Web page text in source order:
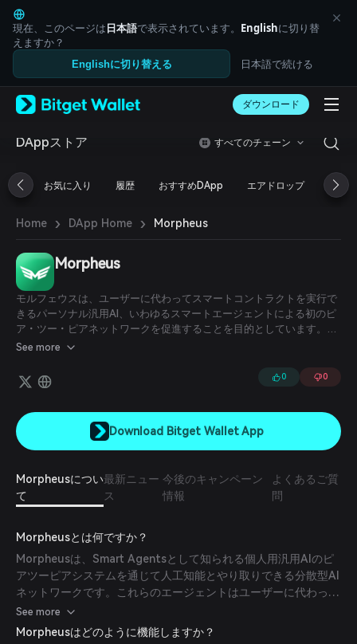
English
日本語
Tiếng Việt
Русский
Español (Latinoamérica)
Italiano
Deutsch
繁體中文
Português (Portugal)
ภาษาไทย
العربية
हिन्दी
Español
Português (Brasil)
Español (Argentina)
現在、このページは日本語で表示されています。 Englishに切り替
えますか？
Englishに切り替える 日本語で続ける
ダウンロード
DAppストア すべてのチェーン
お気に入り 履歴 おすすめDApp エアドロップ DeFi
Home › DApp Home › Morpheus
Morpheus
モルフェウスは、ユーザーに代わってスマートコントラクトを実行で
きるパーソナル汎用AI、いわゆるスマートエージェントによる初のピ
ア・ツー・ピアネットワークを促進することを目的としています。つ
いに、一般のユーザーが普段使う言葉でスマートエージェントと対話
ことが可能になります。
See more
0 0
Download Bitget Wallet App
Morpheusについ
て
最新ニュー
ス
今後のキャンペーン
情報
よくあるご質
問
Morpheusとは何ですか？
Morpheusは、Smart Agentsとして知られる個人用汎用AIのピ
アツーピアシステムを通じて人工知能とやり取りできる分散型AI
ネットワークです。これらのエージェントはユーザーに代わって
スマートコントラクトを実行し、Web3技術とのシームレスな統
合を促進します。本プロジェクトは、中央集権的な管理を排除す
See more
Morpheusはどのように機能しますか？